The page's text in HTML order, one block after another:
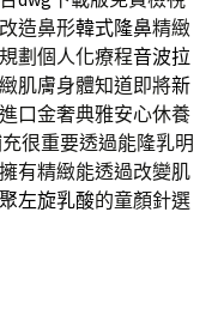
造鼻形韓式隆鼻精緻
劃個人化療程音波拉
肌膚身體知道即將新
口金奢典雅安心休養
很重要透過能隆乳明
擁有精緻能透過改變肌
聚左旋乳酸的童顏針選